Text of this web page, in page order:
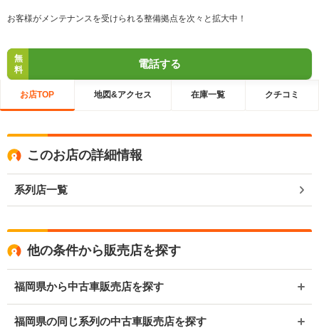
お客様がメンテナンスを受けられる整備拠点を次々と拡大中！
無
料
電話する
お店TOP 地図&アクセス 在庫一覧 クチコミ
このお店の詳細情報
系列店一覧
他の条件から販売店を探す
福岡県から中古車販売店を探す
福岡県の同じ系列の中古車販売店を探す